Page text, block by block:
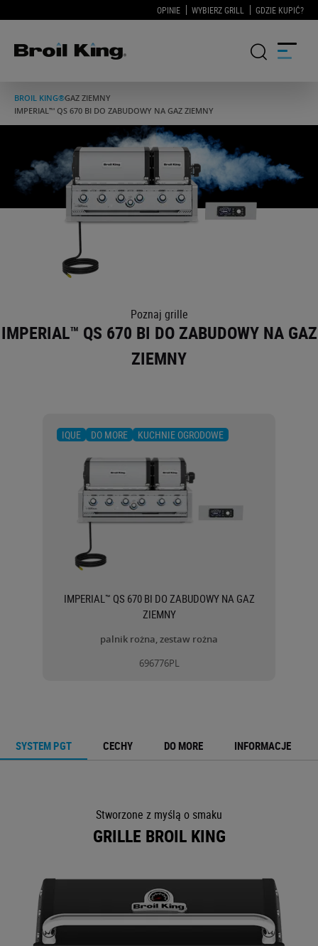
OPINIE WYBIERZ GRILL GDZIE KUPIĆ?
GRILLE
KUCHNIE OGRODOWE
AKCESORIA DO GRILLOWANIA
O NAS
BROIL KING®GAZ ZIEMNY
IMPERIAL™ QS 670 BI DO ZABUDOWY NA GAZ ZIEMNY
Poznaj grille
IMPERIAL™ QS 670 BI DO ZABUDOWY NA GAZ
ZIEMNY
IQUE DO MORE KUCHNIE OGRODOWE
IMPERIAL™ QS 670 BI DO ZABUDOWY NA GAZ
ZIEMNY
palnik rożna, zestaw rożna
696776PL
SYSTEM PGT CECHY DO MORE INFORMACJE
Stworzone z myślą o smaku
GRILLE BROIL KING